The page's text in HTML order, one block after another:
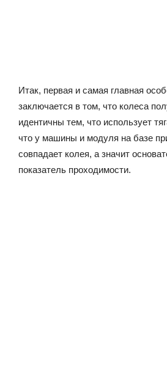
Итак, первая и самая главная
заключается в том, что колеса
идентичны тем, что использует
что у машины и модуля на базе
совпадает колея, а значит
показатель проходимости.